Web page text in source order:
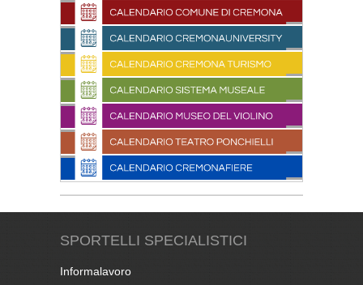
SPORTELLI SPECIALISTICI
Informalavoro